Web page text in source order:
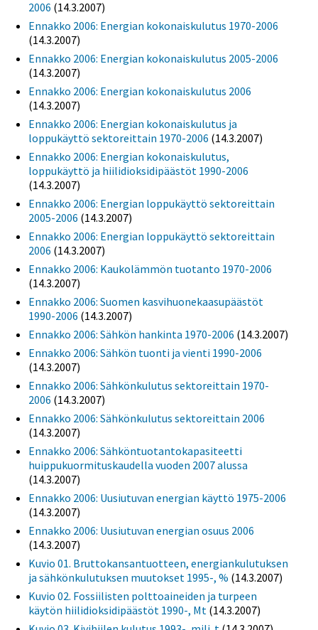
2006 (14.3.2007)
Ennakko 2006: Energian kokonaiskulutus 1970-2006
(14.3.2007)
Ennakko 2006: Energian kokonaiskulutus 2005-2006
(14.3.2007)
Ennakko 2006: Energian kokonaiskulutus 2006
(14.3.2007)
Ennakko 2006: Energian kokonaiskulutus ja
loppukäyttö sektoreittain 1970-2006 (14.3.2007)
Ennakko 2006: Energian kokonaiskulutus,
loppukäyttö ja hiilidioksidipäästöt 1990-2006
(14.3.2007)
Ennakko 2006: Energian loppukäyttö sektoreittain
2005-2006 (14.3.2007)
Ennakko 2006: Energian loppukäyttö sektoreittain
2006 (14.3.2007)
Ennakko 2006: Kaukolämmön tuotanto 1970-2006
(14.3.2007)
Ennakko 2006: Suomen kasvihuonekaasupäästöt
1990-2006 (14.3.2007)
Ennakko 2006: Sähkön hankinta 1970-2006 (14.3.2007)
Ennakko 2006: Sähkön tuonti ja vienti 1990-2006
(14.3.2007)
Ennakko 2006: Sähkönkulutus sektoreittain 1970-
2006 (14.3.2007)
Ennakko 2006: Sähkönkulutus sektoreittain 2006
(14.3.2007)
Ennakko 2006: Sähköntuotantokapasiteetti
huippukuormituskaudella vuoden 2007 alussa
(14.3.2007)
Ennakko 2006: Uusiutuvan energian käyttö 1975-2006
(14.3.2007)
Ennakko 2006: Uusiutuvan energian osuus 2006
(14.3.2007)
Kuvio 01. Bruttokansantuotteen, energiankulutuksen
ja sähkönkulutuksen muutokset 1995-, % (14.3.2007)
Kuvio 02. Fossiilisten polttoaineiden ja turpeen
käytön hiilidioksidipäästöt 1990-, Mt (14.3.2007)